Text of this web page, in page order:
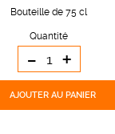
Bouteille de 75 cl
Quantité
- +
AJOUTER AU PANIER